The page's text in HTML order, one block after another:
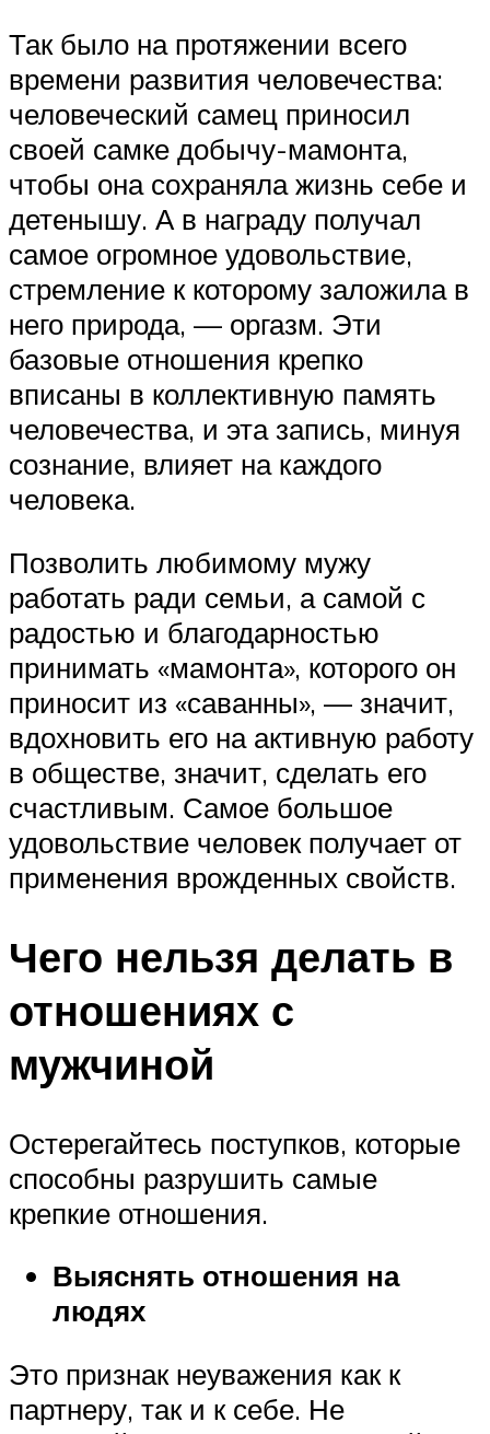
Так было на протяжении всего
времени развития человечества:
человеческий самец приносил
своей самке добычу-мамонта,
чтобы она сохраняла жизнь себе и
детенышу. А в награду получал
самое огромное удовольствие,
стремление к которому заложила в
него природа, — оргазм. Эти
базовые отношения крепко
вписаны в коллективную память
человечества, и эта запись, минуя
сознание, влияет на каждого
человека.
Позволить любимому мужу
работать ради семьи, а самой с
радостью и благодарностью
принимать «мамонта», которого он
приносит из «саванны», — значит,
вдохновить его на активную работу
в обществе, значит, сделать его
счастливым. Самое большое
удовольствие человек получает от
применения врожденных свойств.
Чего нельзя делать в
отношениях с
мужчиной
Остерегайтесь поступков, которые
способны разрушить самые
крепкие отношения.
Выяснять отношения на
людях
Это признак неуважения как к
партнеру, так и к себе. Не